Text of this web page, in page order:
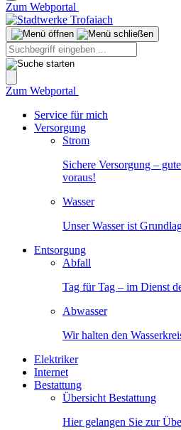
Zum Webportal
Zum Webportal
Service für mich
Versorgung
Strom
Sichere Versorgung –
voraus!
Wasser
Unser Wasser ist
Entsorgung
Abfall
Tag für Tag – im Dienst
Abwasser
Wir halten den
Elektriker
Internet
Bestattung
Übersicht Bestattung
Hier gelangen Sie zur